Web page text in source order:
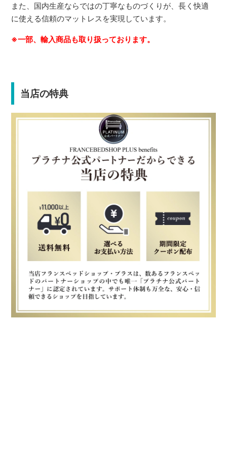
また、国内生産ならではの丁寧なものづくりが、長く快適
に使える信頼のマットレスを実現しています。
※一部、輸入商品も取り扱っております。
当店の特典